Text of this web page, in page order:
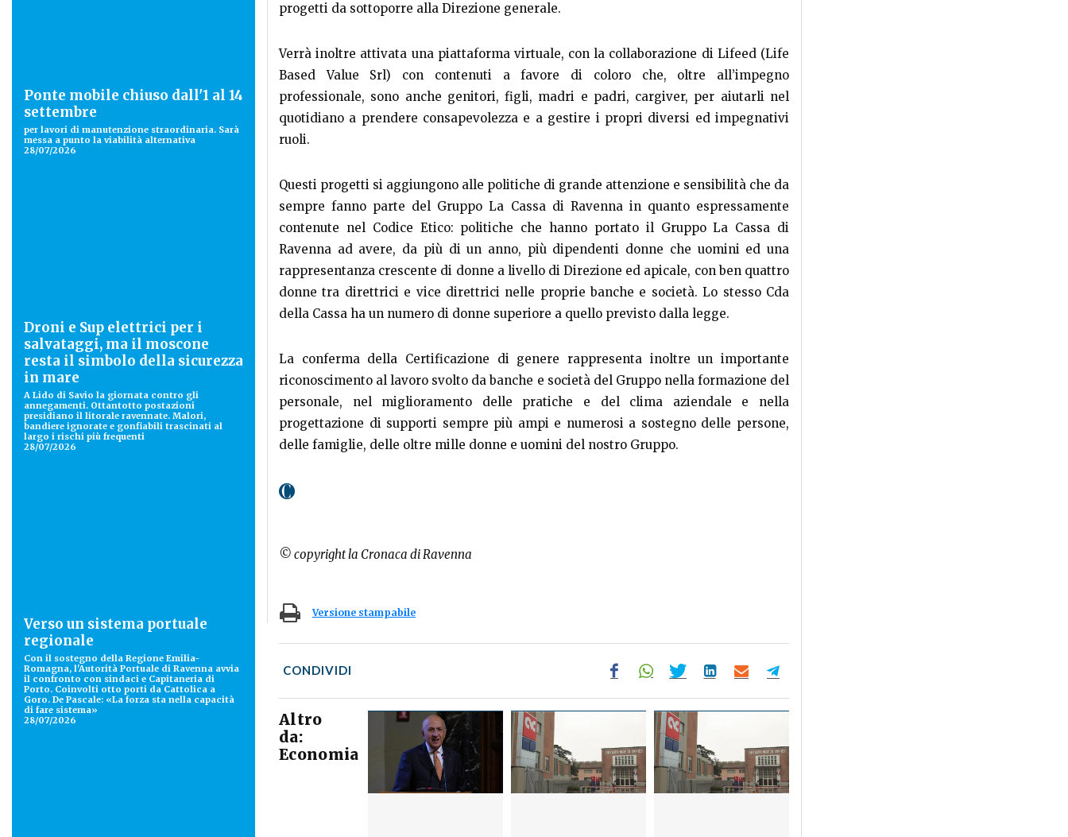
Ponte mobile chiuso dall'1 al 14
settembre
per lavori di manutenzione straordinaria. Sarà
messa a punto la viabilità alternativa
28/07/2026
Droni e Sup elettrici per i
salvataggi, ma il moscone
resta il simbolo della sicurezza
in mare
A Lido di Savio la giornata contro gli
annegamenti. Ottantotto postazioni
presidiano il litorale ravennate. Malori,
bandiere ignorate e gonfiabili trascinati al
largo i rischi più frequenti
28/07/2026
Verso un sistema portuale
regionale
Con il sostegno della Regione Emilia-
Romagna, l'Autorità Portuale di Ravenna avvia
il confronto con sindaci e Capitaneria di
Porto. Coinvolti otto porti da Cattolica a
Goro. De Pascale: «La forza sta nella capacità
di fare sistema»
28/07/2026
progetti da sottoporre alla Direzione generale.
Verrà inoltre attivata una piattaforma virtuale, con la collaborazione di Lifeed (Life
Based Value Srl) con contenuti a favore di coloro che, oltre all’impegno
professionale, sono anche genitori, figli, madri e padri, cargiver, per aiutarli nel
quotidiano a prendere consapevolezza e a gestire i propri diversi ed impegnativi
ruoli.
Questi progetti si aggiungono alle politiche di grande attenzione e sensibilità che da
sempre fanno parte del Gruppo La Cassa di Ravenna in quanto espressamente
contenute nel Codice Etico: politiche che hanno portato il Gruppo La Cassa di
Ravenna ad avere, da più di un anno, più dipendenti donne che uomini ed una
rappresentanza crescente di donne a livello di Direzione ed apicale, con ben quattro
donne tra direttrici e vice direttrici nelle proprie banche e società. Lo stesso Cda
della Cassa ha un numero di donne superiore a quello previsto dalla legge.
La conferma della Certificazione di genere rappresenta inoltre un importante
riconoscimento al lavoro svolto da banche e società del Gruppo nella formazione del
personale, nel miglioramento delle pratiche e del clima aziendale e nella
progettazione di supporti sempre più ampi e numerosi a sostegno delle persone,
delle famiglie, delle oltre mille donne e uomini del nostro Gruppo.
© copyright la Cronaca di Ravenna
Versione stampabile
CONDIVIDI
Altro
da:
Economia